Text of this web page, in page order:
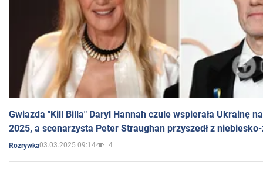
Gwiazda "Kill Billa" Daryl Hannah czule wspierała Ukrainę
2025, a scenarzysta Peter Straughan przyszedł z
Rozrywka03.03.2025 09:14 4